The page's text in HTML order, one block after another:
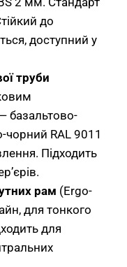
до
доступний у
труби
базальтово-
чорний RAL 9011
Підходить
рам (Ergo-
для тонкого
для